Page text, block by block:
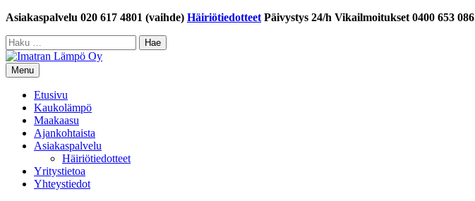
Siirry
Asiakaspalvelu 020 617 4801 (vaihde) Häiriötiedotteet Päivystys 24/h Vikailmoitukset 0400 653 086
Haku:
Menu
Etusivu
Kaukolämpö
Maakaasu
Ajankohtaista
Asiakaspalvelu
Häiriötiedotteet
Yritystietoa
Yhteystiedot